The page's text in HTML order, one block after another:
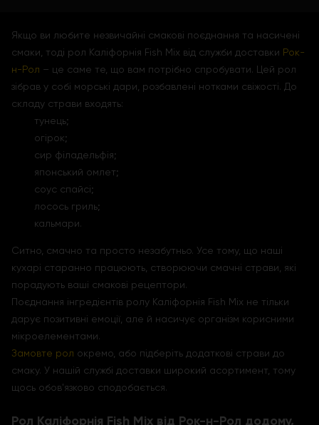
Якщо ви любите незвичайні смакові поєднання та насичені
смаки, тоді рол Каліфорнія Fish Mix від служби доставки Рок-
н-Рол – це саме те, що вам потрібно спробувати. Цей рол
зібрав у собі морські дари, розбавлені нотками свіжості. До
складу страви входять:
тунець;
огірок;
сир філадельфія;
японський омлет;
соус спайсі;
лосось гриль;
кальмари.
Ситно, смачно та просто незабутньо. Усе тому, що наші
кухарі старанно працюють, створюючи смачні страви, які
порадують ваші смакові рецептори.
Поєднання інгредієнтів ролу Каліфорнія Fish Mix не тільки
дарує позитивні емоції, але й насичує організм корисними
мікроелементами.
Замовте рол окремо, або підберіть додаткові страви до
смаку. У нашій службі доставки широкий асортимент, тому
щось обов'язково сподобається.
Рол Каліфорнія Fish Mix від Рок-н-Рол додому,